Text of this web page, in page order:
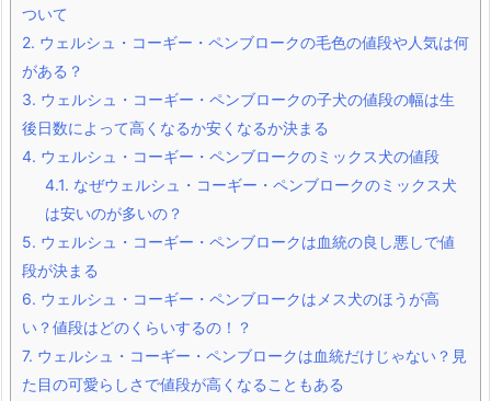
ついて
2. ウェルシュ・コーギー・ペンブロークの毛色の値段や人気は何
がある？
3. ウェルシュ・コーギー・ペンブロークの子犬の値段の幅は生
後日数によって高くなるか安くなるか決まる
4. ウェルシュ・コーギー・ペンブロークのミックス犬の値段
4.1. なぜウェルシュ・コーギー・ペンブロークのミックス犬
は安いのが多いの？
5. ウェルシュ・コーギー・ペンブロークは血統の良し悪しで値
段が決まる
6. ウェルシュ・コーギー・ペンブロークはメス犬のほうが高
い？値段はどのくらいするの！？
7. ウェルシュ・コーギー・ペンブロークは血統だけじゃない？見
た目の可愛らしさで値段が高くなることもある